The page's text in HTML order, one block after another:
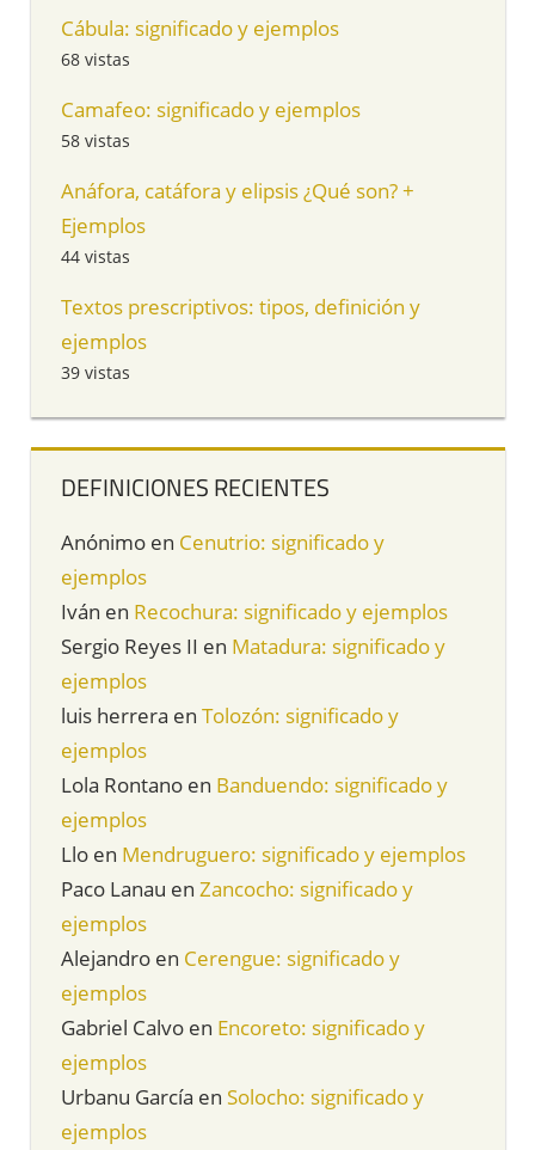
Cábula: significado y ejemplos
68 vistas
Camafeo: significado y ejemplos
58 vistas
Anáfora, catáfora y elipsis ¿Qué son? +
Ejemplos
44 vistas
Textos prescriptivos: tipos, definición y
ejemplos
39 vistas
DEFINICIONES RECIENTES
Anónimo en Cenutrio: significado y
ejemplos
Iván en Recochura: significado y ejemplos
Sergio Reyes II en Matadura: significado y
ejemplos
luis herrera en Tolozón: significado y
ejemplos
Lola Rontano en Banduendo: significado y
ejemplos
Llo en Mendruguero: significado y ejemplos
Paco Lanau en Zancocho: significado y
ejemplos
Alejandro en Cerengue: significado y
ejemplos
Gabriel Calvo en Encoreto: significado y
ejemplos
Urbanu García en Solocho: significado y
ejemplos